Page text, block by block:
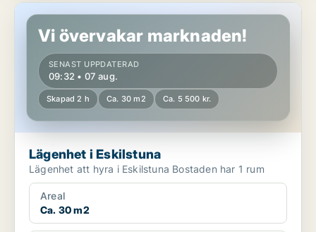
Lägenhet i Eskilstuna
Vi övervakar marknaden!
SENAST UPPDATERAD
09:32 • 07 aug.
Skapad 2 h Ca. 30 m2 Ca. 5 500 kr.
Lägenhet i Eskilstuna
Lägenhet att hyra i Eskilstuna Bostaden har 1 rum
Areal
Ca. 30 m2